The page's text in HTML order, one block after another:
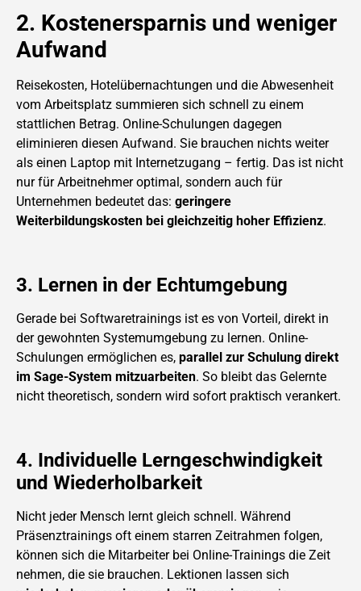
2. Kostenersparnis und weniger
Aufwand
Reisekosten, Hotelübernachtungen und die Abwesenheit
vom Arbeitsplatz summieren sich schnell zu einem
stattlichen Betrag. Online-Schulungen dagegen
eliminieren diesen Aufwand. Sie brauchen nichts weiter
als einen Laptop mit Internetzugang – fertig. Das ist nicht
nur für Arbeitnehmer optimal, sondern auch für
Unternehmen bedeutet das: geringere
Weiterbildungskosten bei gleichzeitig hoher Effizienz.
3. Lernen in der Echtumgebung
Gerade bei Softwaretrainings ist es von Vorteil, direkt in
der gewohnten Systemumgebung zu lernen. Online-
Schulungen ermöglichen es, parallel zur Schulung direkt
im Sage-System mitzuarbeiten. So bleibt das Gelernte
nicht theoretisch, sondern wird sofort praktisch verankert.
4. Individuelle Lerngeschwindigkeit
und Wiederholbarkeit
Nicht jeder Mensch lernt gleich schnell. Während
Präsenztrainings oft einem starren Zeitrahmen folgen,
können sich die Mitarbeiter bei Online-Trainings die Zeit
nehmen, die sie brauchen. Lektionen lassen sich